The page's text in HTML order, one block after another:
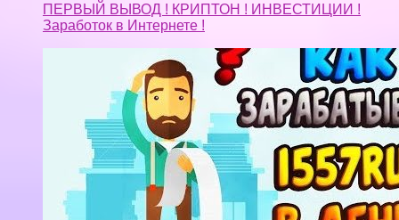
ПЕРВЫЙ ВЫВОД ! КРИПТОН ! ИНВЕСТИЦИИ !
Заработок в Интернете !